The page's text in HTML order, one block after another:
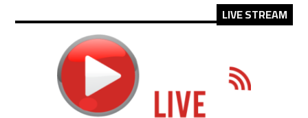
LIVE STREAM